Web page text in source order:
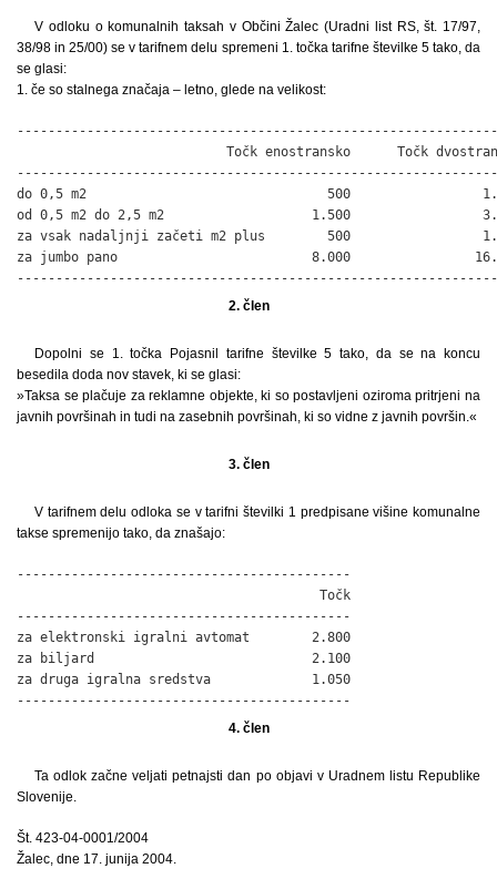
V odloku o komunalnih taksah v Občini Žalec (Uradni list RS, št. 17/97,
38/98 in 25/00) se v tarifnem delu spremeni 1. točka tarifne številke 5 tako, da
se glasi:
1. če so stalnega značaja – letno, glede na velikost:
Točk enostransko      Točk
do 0,5 m2                               500
od 0,5 m2 do 2,5 m2                   1.500
za vsak nadaljnji začeti m2 plus        500
za jumbo pano                         8.000
2. člen
Dopolni se 1. točka Pojasnil tarifne številke 5 tako, da se na koncu
besedila doda nov stavek, ki se glasi:
»Taksa se plačuje za reklamne objekte, ki so postavljeni oziroma pritrjeni na
javnih površinah in tudi na zasebnih površinah, ki so vidne z javnih površin.«
3. člen
V tarifnem delu odloka se v tarifni številki 1 predpisane višine komunalne
takse spremenijo tako, da znašajo:
-------------------------------------------
                                       Točk
-------------------------------------------
za elektronski igralni avtomat        2.800
za biljard                            2.100
za druga igralna sredstva             1.050
-------------------------------------------
4. člen
Ta odlok začne veljati petnajsti dan po objavi v Uradnem listu Republike
Slovenije.
Št. 423-04-0001/2004
Žalec, dne 17. junija 2004.